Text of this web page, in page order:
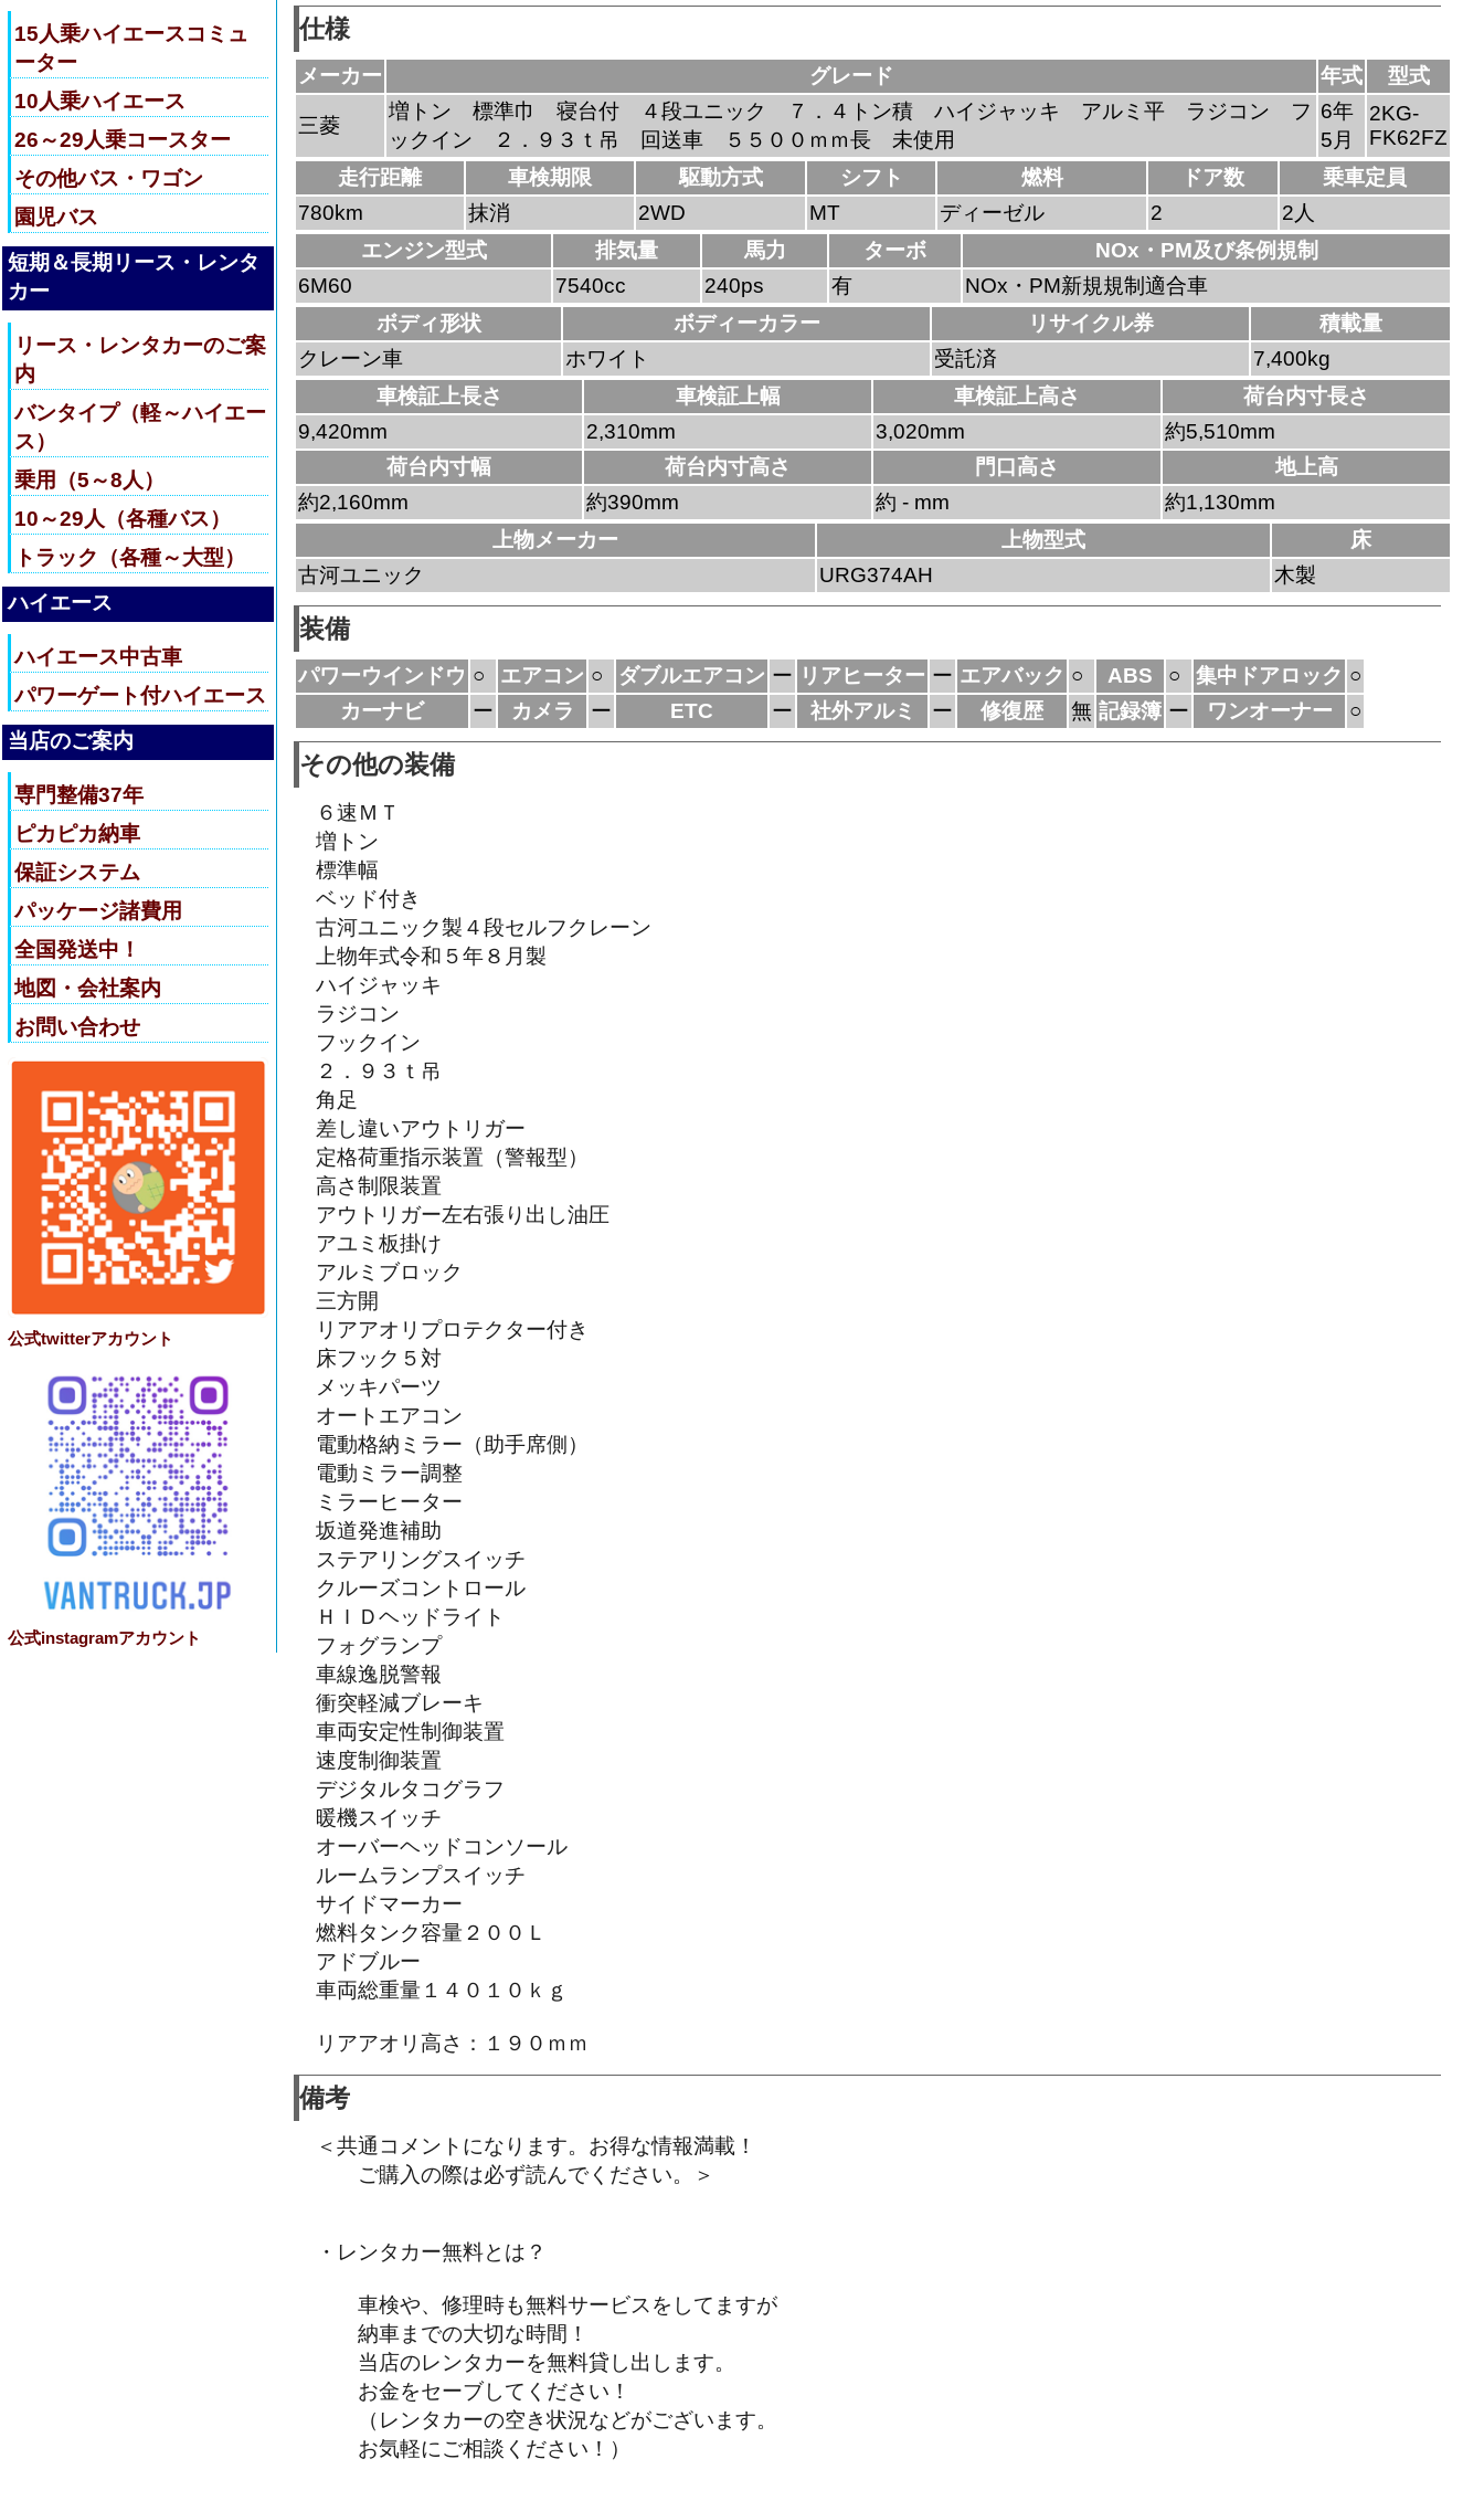
15人乗ハイエースコミュ
ーター
10人乗ハイエース
26～29人乗コースター
その他バス・ワゴン
園児バス
短期＆長期リース・レンタ
カー
リース・レンタカーのご案
内
バンタイプ（軽～ハイエー
ス）
乗用（5～8人）
10～29人（各種バス）
トラック（各種～大型）
ハイエース
ハイエース中古車
パワーゲート付ハイエース
当店のご案内
専門整備37年
ピカピカ納車
保証システム
パッケージ諸費用
全国発送中！
地図・会社案内
お問い合わせ
公式twitterアカウント
公式instagramアカウント
仕様
メーカー グレード 年式 型式
三菱
増トン 標準巾 寝台付 ４段ユニック ７．４トン積 ハイジャッキ アルミ平 ラジコン フ
ックイン ２．９３ｔ吊 回送車 ５５００ｍｍ長 未使用
6年
5月
2KG-
FK62FZ
走行距離
車検期限 駆動方式 シフト 燃料 ドア数
乗車定員
780km
抹消 2WD MT ディーゼル 2
2人
エンジン型式
排気量 馬力 ターボ
NOx・PM及び条例規制
6M60
7540cc 240ps 有
NOx・PM新規規制適合車
ボディ形状
ボディーカラー リサイクル券
積載量
クレーン車
ホワイト 受託済
7,400kg
車検証上長さ
車検証上幅 車検証上高さ
荷台内寸長さ
9,420mm
2,310mm 3,020mm
約5,510mm
荷台内寸幅
荷台内寸高さ 門口高さ
地上高
約2,160mm
約390mm 約 - mm
約1,130mm
上物メーカー
上物型式
床
古河ユニック
URG374AH 木製
装備
パワーウインドウ ○ エアコン ○ ダブルエアコン ー リアヒーター ー エアバック ○ ABS ○ 集中ドアロック ○
カーナビ
ー カメラ ー ETC ー 社外アルミ ー 修復歴 無 記録簿 ー ワンオーナー ○
その他の装備
６速ＭＴ
増トン
標準幅
ベッド付き
古河ユニック製４段セルフクレーン
上物年式令和５年８月製
ハイジャッキ
ラジコン
フックイン
２．９３ｔ吊
角足
差し違いアウトリガー
定格荷重指示装置（警報型）
高さ制限装置
アウトリガー左右張り出し油圧
アユミ板掛け
アルミブロック
三方開
リアアオリプロテクター付き
床フック５対
メッキパーツ
オートエアコン
電動格納ミラー（助手席側）
電動ミラー調整
ミラーヒーター
坂道発進補助
ステアリングスイッチ
クルーズコントロール
ＨＩＤヘッドライト
フォグランプ
車線逸脱警報
衝突軽減ブレーキ
車両安定性制御装置
速度制御装置
デジタルタコグラフ
暖機スイッチ
オーバーヘッドコンソール
ルームランプスイッチ
サイドマーカー
燃料タンク容量２００Ｌ
アドブルー
車両総重量１４０１０ｋｇ
リアアオリ高さ：１９０ｍｍ
備考
＜共通コメントになります。お得な情報満載！
ご購入の際は必ず読んでください。＞
・レンタカー無料とは？
車検や、修理時も無料サービスをしてますが
納車までの大切な時間！
当店のレンタカーを無料貸し出します。
お金をセーブしてください！
（レンタカーの空き状況などがございます。
お気軽にご相談ください！）